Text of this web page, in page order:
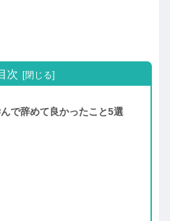
次
で辞めて良かったこと5選